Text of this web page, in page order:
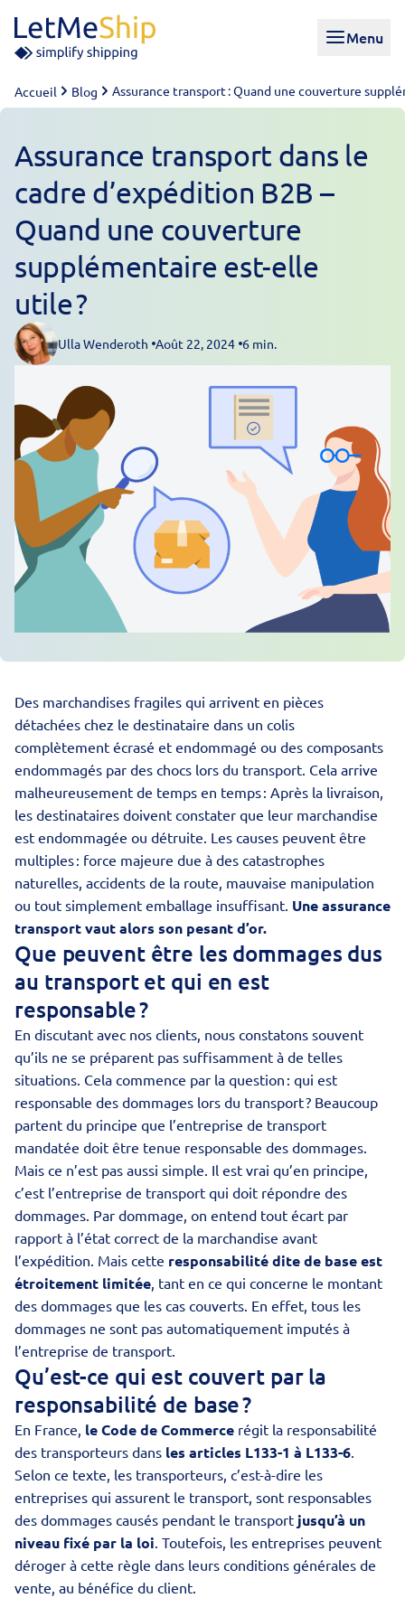
Menu
Accueil Blog Assurance transport : Quand une couverture
Assurance transport dans le
cadre d’expédition B2B –
Quand une couverture
supplémentaire est-elle
utile ?
Posted by
Ulla Wenderoth Août 22, 2024 6 min.
Des marchandises fragiles qui arrivent en pièces
détachées chez le destinataire dans un colis
complètement écrasé et endommagé ou des composants
endommagés par des chocs lors du transport. Cela arrive
malheureusement de temps en temps : Après la livraison,
les destinataires doivent constater que leur marchandise
est endommagée ou détruite. Les causes peuvent être
multiples : force majeure due à des catastrophes
naturelles, accidents de la route, mauvaise manipulation
ou tout simplement emballage insuffisant. Une assurance
transport vaut alors son pesant d’or.
Que peuvent être les dommages dus
au transport et qui en est
responsable ?
En discutant avec nos clients, nous constatons souvent
qu’ils ne se préparent pas suffisamment à de telles
situations. Cela commence par la question : qui est
responsable des dommages lors du transport ? Beaucoup
partent du principe que l’entreprise de transport
mandatée doit être tenue responsable des dommages.
Mais ce n’est pas aussi simple. Il est vrai qu’en principe,
c’est l’entreprise de transport qui doit répondre des
dommages. Par dommage, on entend tout écart par
rapport à l’état correct de la marchandise avant
l’expédition. Mais cette responsabilité dite de base est
étroitement limitée, tant en ce qui concerne le montant
des dommages que les cas couverts. En effet, tous les
dommages ne sont pas automatiquement imputés à
l’entreprise de transport.
Qu’est-ce qui est couvert par la
responsabilité de base ?
En France, le Code de Commerce régit la responsabilité
des transporteurs dans les articles L133-1 à L133-6.
Selon ce texte, les transporteurs, c’est-à-dire les
entreprises qui assurent le transport, sont responsables
des dommages causés pendant le transport jusqu’à un
niveau fixé par la loi. Toutefois, les entreprises peuvent
déroger à cette règle dans leurs conditions générales de
vente, au bénéfice du client.